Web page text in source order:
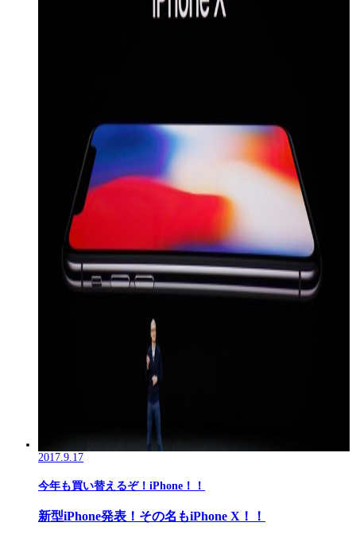
2017.9.17
今年も買い替えるぞ！iPhone！！
新型iPhone発表！その名もiPhone X！！